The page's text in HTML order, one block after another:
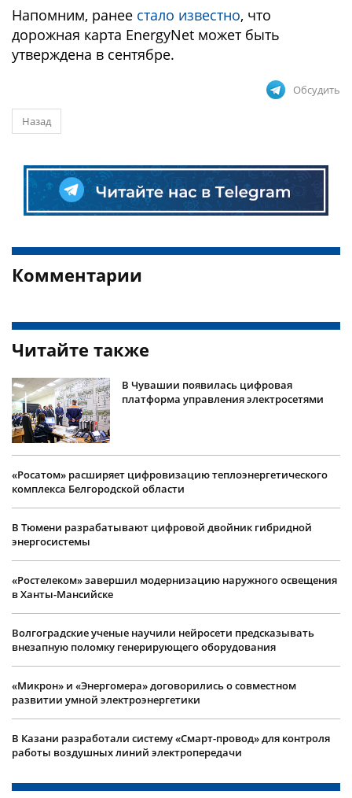
Напомним, ранее стало известно, что
дорожная карта EnergyNet может быть
утверждена в сентябре.
Обсудить
Назад
Комментарии
Читайте также
В Чувашии появилась цифровая
платформа управления электросетями
«Росатом» расширяет цифровизацию теплоэнергетического
комплекса Белгородской области
В Тюмени разрабатывают цифровой двойник гибридной
энергосистемы
«Ростелеком» завершил модернизацию наружного освещения
в Ханты-Мансийске
Волгоградские ученые научили нейросети предсказывать
внезапную поломку генерирующего оборудования
«Микрон» и «Энергомера» договорились о совместном
развитии умной электроэнергетики
В Казани разработали систему «Смарт-провод» для контроля
работы воздушных линий электропередачи